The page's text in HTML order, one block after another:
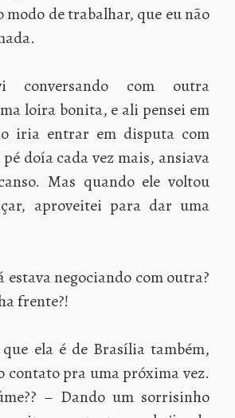
modo de trabalhar, que eu não
conversando com outra
loira bonita, e ali pensei em
iria entrar em disputa com
doía cada vez mais, ansiava
Mas quando ele voltou
aproveitei para dar uma
estava negociando com outra?
frente?!
ela é de Brasília também,
contato pra uma próxima vez.
– Dando um sorrisinho